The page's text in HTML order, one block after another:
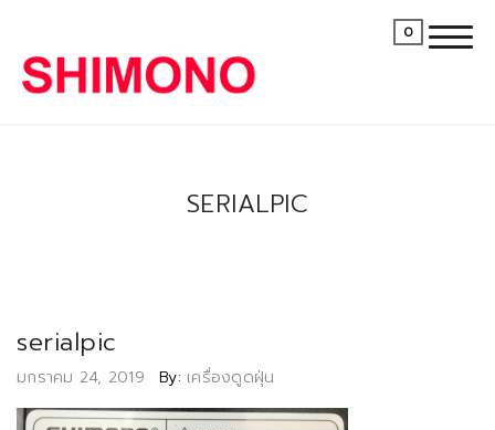
0
SERIALPIC
serialpic
Posted
on
มกราคม 24, 2019 By: เครื่องดูดฝุ่น